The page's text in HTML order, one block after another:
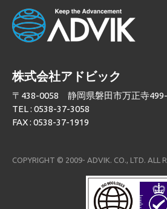
株式会社アドビック
〒438-0058 静岡県磐田市万正寺
TEL : 0538-37-3058
FAX : 0538-37-1919
COPYRIGHT © 2009- ADVIK. CO., LTD. ALL